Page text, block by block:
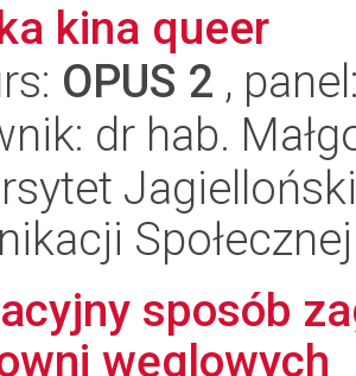
kina queer
OPUS 2 ,
dr hab.
Społecznej
sposób
węglowych